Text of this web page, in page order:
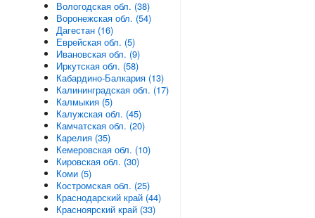
Вологодская обл. (38)
Воронежская обл. (54)
Дагестан (16)
Еврейская обл. (5)
Ивановская обл. (9)
Иркутская обл. (58)
Кабардино-Балкария (13)
Калининградская обл. (17)
Калмыкия (5)
Калужская обл. (45)
Камчатская обл. (20)
Карелия (35)
Кемеровская обл. (10)
Кировская обл. (30)
Коми (5)
Костромская обл. (25)
Краснодарский край (44)
Красноярский край (33)